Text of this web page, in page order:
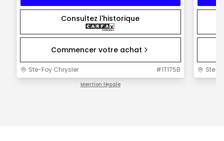
Consultez l'historique
Commencer votre achat
Ste-Foy Chrysler #1T175B
Mention légale
Ste-